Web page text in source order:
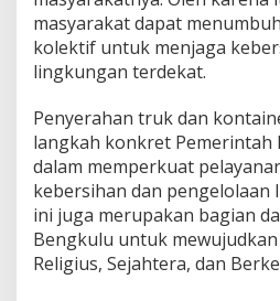
masyarakat dapat
kolektif untuk menjaga
lingkungan terdekat.
Penyerahan truk dan
langkah konkret Pemerintah
dalam memperkuat
kebersihan dan pengelolaan
ini juga merupakan bagian
Bengkulu untuk
Religius, Sejahtera, dan